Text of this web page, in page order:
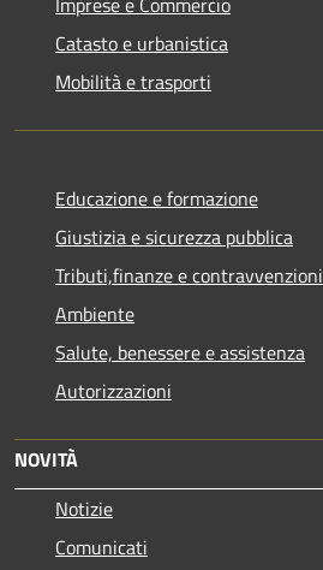
Catasto e urbanistica
Mobilità e trasporti
Educazione e formazione
Giustizia e sicurezza pubblica
Tributi,finanze e contravvenzioni
Ambiente
Salute, benessere e assistenza
Autorizzazioni
NOVITÀ
Notizie
Comunicati